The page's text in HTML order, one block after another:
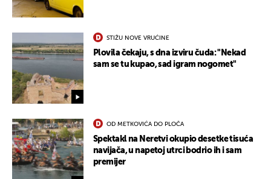
STIŽU NOVE VRUĆINE
Plovila čekaju, s dna izviru čuda: "Nekad
sam se tu kupao, sad igram nogomet"
OD METKOVIĆA DO PLOČA
Spektakl na Neretvi okupio desetke tisuća
navijača, u napetoj utrci bodrio ih i sam
premijer